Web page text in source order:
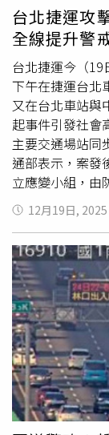
台北捷運攻
全線提升警
台北捷運今（
下午在捷運台北
又在台北車站與
起事件引發社會
主要交通場站同
通部表示，案發
立應變小組，由
作。目前包含高
運，列車行駛未
區，也已同步提
以防範後續可能
全。回述整起事
不明男子在板南
彈，現場立刻傳
司說法，爆裂聲
捷警、110及
散至板南線月台
不停」，目前煙
12月19日, 2025